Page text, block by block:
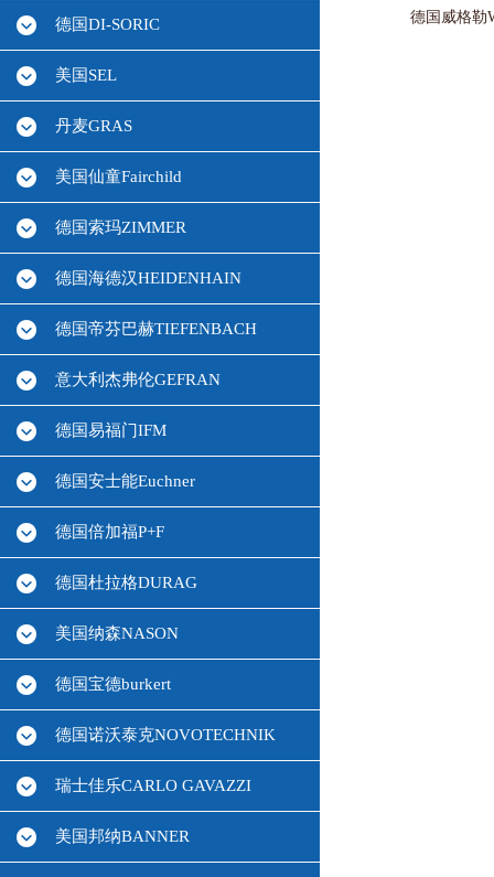
德国DI-SORIC
美国SEL
丹麦GRAS
美国仙童Fairchild
德国索玛ZIMMER
德国海德汉HEIDENHAIN
德国帝芬巴赫TIEFENBACH
意大利杰弗伦GEFRAN
德国易福门IFM
德国安士能Euchner
德国倍加福P+F
德国杜拉格DURAG
美国纳森NASON
德国宝德burkert
德国诺沃泰克NOVOTECHNIK
瑞士佳乐CARLO GAVAZZI
美国邦纳BANNER
德国威格勒